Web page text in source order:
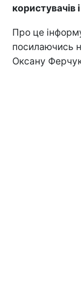
користувачів
Про це
посилаючись
Оксану